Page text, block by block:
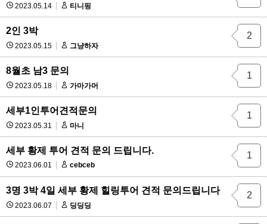
2023.05.14 티니핑
2인 3박
2023.05.15 그냥하자
2
8월초 남3 문의
2023.05.18 가마가머
1
세부1인투어견적문의
2023.05.31 마니
1
세부 황제 투어 견적 문의 드립니다.
2023.06.01 cebceb
1
3명 3박 4일 세부 황제 힐링투어 견적 문의드립니다
2023.06.07 딩딩딩
2